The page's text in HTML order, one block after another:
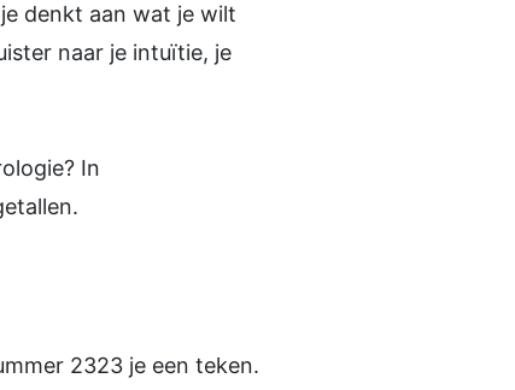
denkt aan wat je wilt
naar je intuïtie, je
In
2323 je een teken.